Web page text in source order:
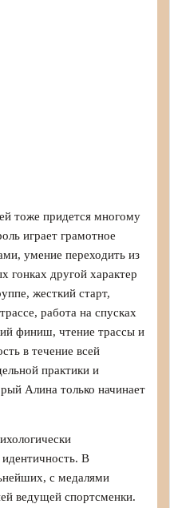
тоже придется многому
играет грамотное
умение переходить из
гонках другой характер
жесткий старт,
работа на спусках
финиш, чтение трассы и
в течение всей
практики и
Алина только начинает
В
с медалями
ведущей спортсменки.